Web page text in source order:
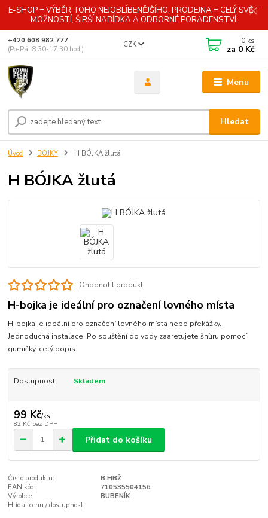
E-SHOP = VÝBĚR TOHO NEJOBLÍBENĚJŠÍHO. PRODEJNA = CELÝ SVĚT
MOŽNOSTÍ, ŠIRŠÍ NABÍDKA A ODBORNÉ PORADENSTVÍ.
Menu
CZK
Hledat
+420 608 982 777
(Po-Pá, 8:30-17:30 hod.)
0 ks
za 0 Kč
Úvod BÓJKY H BÓJKA žlutá
H BÓJKA žlutá
Ohodnotit produkt
H-bojka je ideální pro označení lovného místa
H-bojka je ideální pro označení lovného místa nebo překážky.
Jednoduchá instalace. Po spuštění do vody zaaretujete šnůru pomocí
gumičky. celý popis
Dostupnost Skladem
99 Kč/ks
82 Kč bez DPH
Přidat do košíku
Číslo produktu:
B.HBŽ
EAN kód:
710535504156
Výrobce:
BUBENÍK
Hlídat cenu / dostupnost